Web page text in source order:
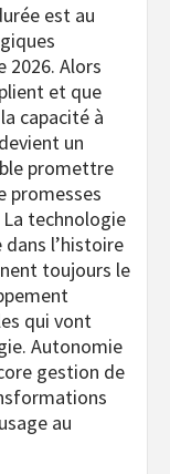
est au
2026. Alors
et que
capacité à
un
promettre
promesses
technologie
l’histoire
toujours le
qui vont
Autonomie
gestion de
au